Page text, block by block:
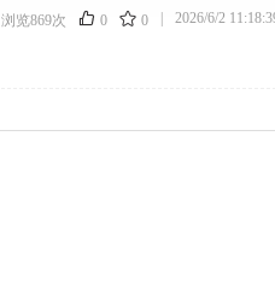
浏览869次 0 0 2026/6/2